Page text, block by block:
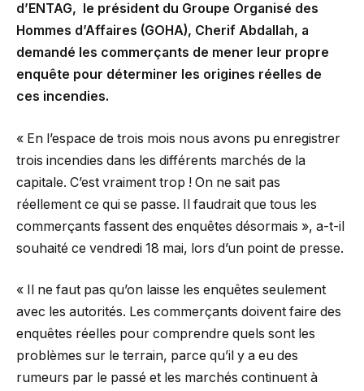
d’ENTAG, le président du Groupe Organisé des
Hommes d’Affaires (GOHA), Cherif Abdallah, a
demandé les commerçants de mener leur propre
enquête pour déterminer les origines réelles de
ces incendies.
« En l’espace de trois mois nous avons pu enregistrer
trois incendies dans les différents marchés de la
capitale. C’est vraiment trop ! On ne sait pas
réellement ce qui se passe. Il faudrait que tous les
commerçants fassent des enquêtes désormais », a-t-il
souhaité ce vendredi 18 mai, lors d’un point de presse.
« Il ne faut pas qu’on laisse les enquêtes seulement
avec les autorités. Les commerçants doivent faire des
enquêtes réelles pour comprendre quels sont les
problèmes sur le terrain, parce qu’il y a eu des
rumeurs par le passé et les marchés continuent à